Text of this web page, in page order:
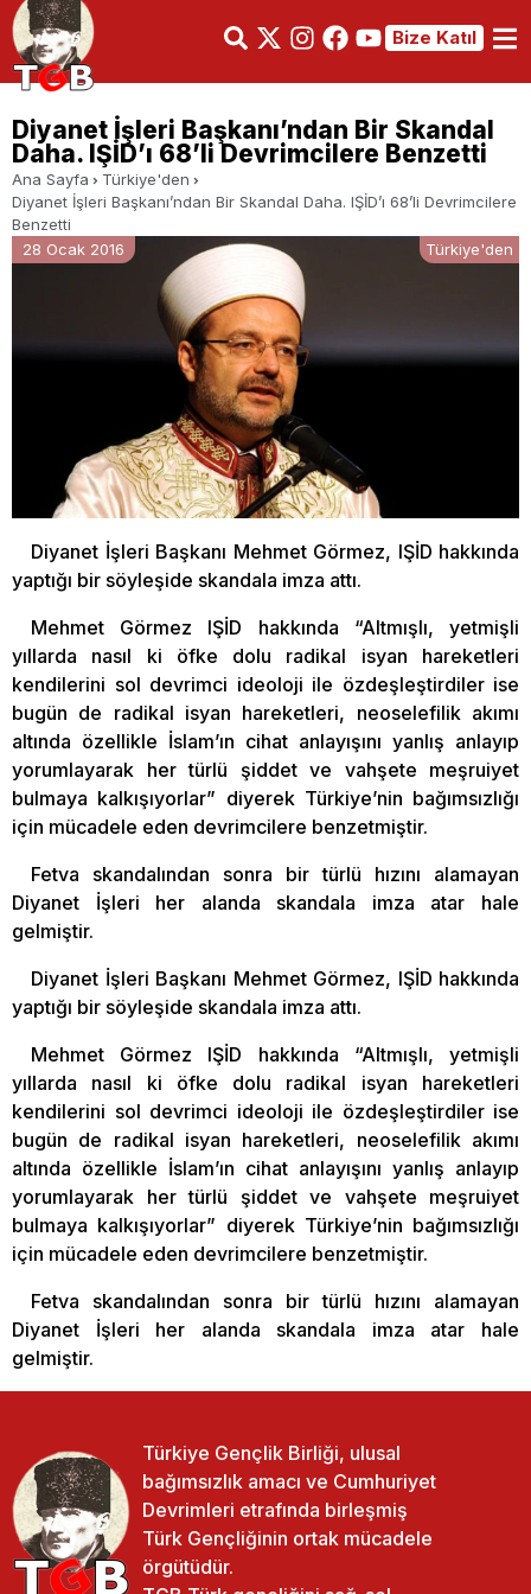
Bize Katıl
Diyanet İşleri Başkanı’ndan Bir Skandal
Daha. IŞİD’ı 68’li Devrimcilere Benzetti
Ana Sayfa
Türkiye'den
Diyanet İşleri Başkanı’ndan Bir Skandal Daha. IŞİD’ı 68’li Devrimcilere
Benzetti
28 Ocak 2016
Türkiye'den
Diyanet İşleri Başkanı Mehmet Görmez, IŞİD hakkında
yaptığı bir söyleşide skandala imza attı.
Mehmet Görmez IŞİD hakkında “Altmışlı, yetmişli
yıllarda nasıl ki öfke dolu radikal isyan hareketleri
kendilerini sol devrimci ideoloji ile özdeşleştirdiler ise
bugün de radikal isyan hareketleri, neoselefilik akımı
altında özellikle İslam’ın cihat anlayışını yanlış anlayıp
yorumlayarak her türlü şiddet ve vahşete meşruiyet
bulmaya kalkışıyorlar” diyerek Türkiye’nin bağımsızlığı
için mücadele eden devrimcilere benzetmiştir.
Fetva skandalından sonra bir türlü hızını alamayan
Diyanet İşleri her alanda skandala imza atar hale
gelmiştir.
Diyanet İşleri Başkanı Mehmet Görmez, IŞİD hakkında
yaptığı bir söyleşide skandala imza attı.
Mehmet Görmez IŞİD hakkında “Altmışlı, yetmişli
yıllarda nasıl ki öfke dolu radikal isyan hareketleri
kendilerini sol devrimci ideoloji ile özdeşleştirdiler ise
bugün de radikal isyan hareketleri, neoselefilik akımı
altında özellikle İslam’ın cihat anlayışını yanlış anlayıp
yorumlayarak her türlü şiddet ve vahşete meşruiyet
bulmaya kalkışıyorlar” diyerek Türkiye’nin bağımsızlığı
için mücadele eden devrimcilere benzetmiştir.
Fetva skandalından sonra bir türlü hızını alamayan
Diyanet İşleri her alanda skandala imza atar hale
gelmiştir.
Türkiye Gençlik Birliği, ulusal
bağımsızlık amacı ve Cumhuriyet
Devrimleri etrafında birleşmiş
Türk Gençliğinin ortak mücadele
örgütüdür.